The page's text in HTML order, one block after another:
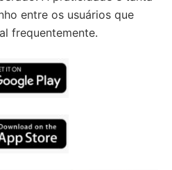
entre os usuários que
frequentemente.